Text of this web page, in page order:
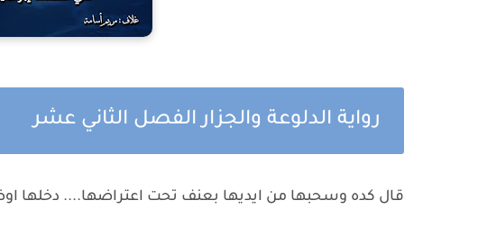
رواية الدلوعة والجزار الفصل الثاني عشر
قال كده وسحبها من ايديها بعنف تحت اعتراضها.... دخلها